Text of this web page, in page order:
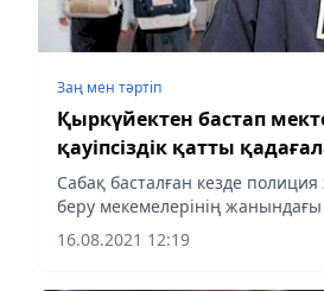
Заң мен тəртіп
Қыркүйектен бастап
қауіпсіздік қатты
Сабақ басталған кезде
беру мекемелерінің жанындағы
қадағалайды.
16.08.2021 12:19